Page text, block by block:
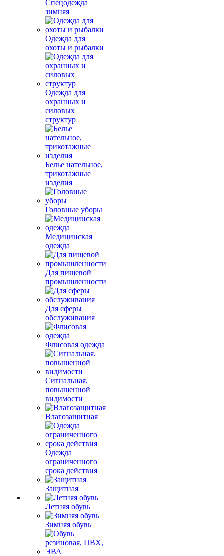
Спецодежда
зимняя
Одежда для
охоты и рыбалки
Одежда для
охранных и
силовых
структур
Белье нательное,
трикотажные
изделия
Головные уборы
Медицинская
одежда
Для пищевой
промышленности
Для сферы
обслуживания
Флисовая одежда
Сигнальная,
повышенной
видимости
Влагозащитная
Одежда
ограниченного
срока действия
Защитная
Летняя обувь
Зимняя обувь